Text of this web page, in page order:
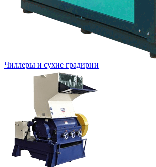
Чиллеры и сухие градирни